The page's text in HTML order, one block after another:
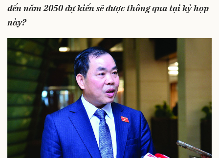
đến năm 2050 dự kiến sẽ được thông qua tại kỳ họp
này?